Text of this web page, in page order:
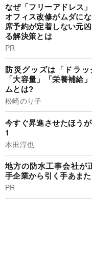
なぜ「フリーアドレス
オフィス改修がムダに
席予約が定着しない元
る解決策とは
PR
防災グッズは「ドラ
「大容量」「栄養補給
ムとは?
松崎のり子
今すぐ昇進させたほう
1
本田淳也
地方の防水工事会社が
手企業から引く手あま
PR